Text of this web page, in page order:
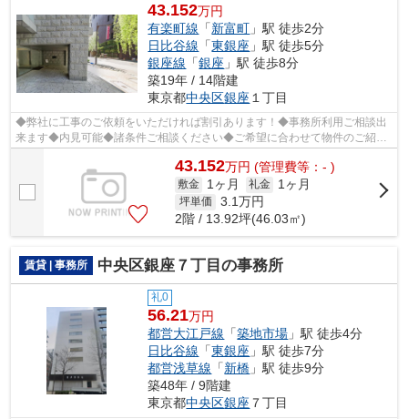
43.152万円
有楽町線 「新富町 」駅 徒歩2分
日比谷線 「東銀座 」駅 徒歩5分
銀座線 「銀座 」駅 徒歩8分
築19年 / 14階建
東京都中央区銀座 １丁目
◆弊社に工事のご依頼をいただければ割引あります！◆事務所利用ご相談出
来ます◆内見可能◆諸条件ご相談ください◆ご希望に合わせて物件のご紹介
43.152万円 (管理費等：- )
敷金 1ヶ月 礼金 1ヶ月
坪単価 3.1万円
2階 / 13.92坪(46.03㎡)
賃貸 | 事務所 中央区銀座７丁目の事務所
礼0
56.21万円
都営大江戸線 「築地市場 」駅 徒歩4分
日比谷線 「東銀座 」駅 徒歩7分
都営浅草線 「新橋 」駅 徒歩9分
築48年 / 9階建
東京都中央区銀座 ７丁目